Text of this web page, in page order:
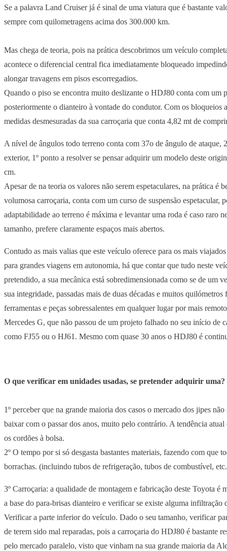
Se a palavra Land Cruiser já é sinal de uma viatura que é bastante
sempre com quilometragens acima dos 300.000 km.
Mas chega de teoria, pois na prática descobrimos um veículo
acontece o diferencial central fica imediatamente bloqueado
alongar travagens em pisos escorregadios.
Quando o piso se encontra muito deslizante o HDJ80 conta com
posteriormente o dianteiro à vontade do condutor. Com os bloqueios
medidas desmesuradas da sua carroçaria que conta 4,82 mt de
A nível de ângulos todo terreno conta com 37o de ângulo de
exterior, 1º ponto a resolver se pensar adquirir um modelo deste
cm.
Apesar de na teoria os valores não serem espetaculares, na prática
volumosa carroçaria, conta com um curso de suspensão
adaptabilidade ao terreno é máxima e levantar uma roda é caso raro
tamanho, prefere claramente espaços mais abertos.
Contudo as mais valias que este veículo oferece para os mais
para grandes viagens em autonomia, há que contar que tudo neste
pretendido, a sua mecânica está sobredimensionada como se de um
sua integridade, passadas mais de duas décadas e muitos
ferramentas e peças sobressalentes em qualquer lugar por mais
Mercedes G, que não passou de um projeto falhado no seu início
como FJ55 ou o HJ61. Mesmo com quase 30 anos o HDJ80 é
O que verificar em unidades usadas, se pretender adquirir uma?
1º perceber que na grande maioria dos casos o mercado dos jipes
baixar com o passar dos anos, muito pelo contrário. A tendência
os cordões à bolsa.
2º O tempo por si só desgasta bastantes materiais, fazendo com
borrachas. (incluindo tubos de refrigeração, tubos de combustível,
3º Carroçaria: a qualidade de montagem e fabricação deste Toyota
a base do para-brisas dianteiro e verificar se existe alguma
Verificar a parte inferior do veículo. Dado o seu tamanho, verificar
de terem sido mal reparadas, pois a carroçaria do HDJ80 é bastante
pelo mercado paralelo, visto que vinham na sua grande maioria da